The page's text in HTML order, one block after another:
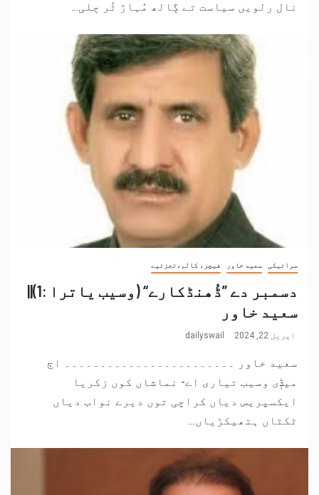
نال رلویں سیاست تے ڳالھ مُہاڑ ٹُر ڄلی...
سرائیکی سعید خاور فیچر، کالم،تجزئیے
دسمبر دے ”ڈُھنڈکارے“ (وسیب یاترا :1)||
سعید خاور
اپریل 22, 2024 dailyswail
سعید خاور ۔۔۔۔۔۔۔۔۔۔۔۔۔۔۔۔۔۔۔۔۔۔۔۔ اڄ
میݙی وسیب تیاری اے- نماشاں کوں زکریا
ایکسپریس دیاں کراچی توں دیرے نواب دیاں
ٹکٹاں ہتھیکڑیاں...